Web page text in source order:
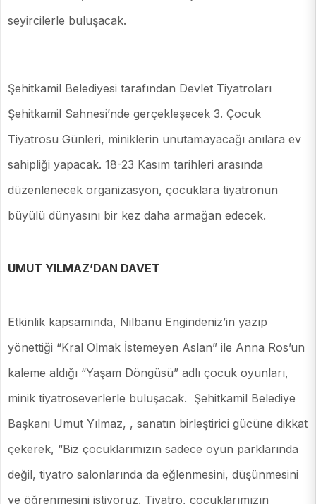
seyircilerle buluşacak.
Şehitkamil Belediyesi tarafından Devlet Tiyatroları
Şehitkamil Sahnesi’nde gerçekleşecek 3. Çocuk
Tiyatrosu Günleri, miniklerin unutamayacağı anılara ev
sahipliği yapacak. 18-23 Kasım tarihleri arasında
düzenlenecek organizasyon, çocuklara tiyatronun
büyülü dünyasını bir kez daha armağan edecek.
UMUT YILMAZ’DAN DAVET
Etkinlik kapsamında, Nilbanu Engindeniz’in yazıp
yönettiği “Kral Olmak İstemeyen Aslan” ile Anna Ros’un
kaleme aldığı “Yaşam Döngüsü” adlı çocuk oyunları,
minik tiyatroseverlerle buluşacak. Şehitkamil Belediye
Başkanı Umut Yılmaz, , sanatın birleştirici gücüne dikkat
çekerek, “Biz çocuklarımızın sadece oyun parklarında
değil, tiyatro salonlarında da eğlenmesini, düşünmesini
ve öğrenmesini istiyoruz. Tiyatro, çocuklarımızın